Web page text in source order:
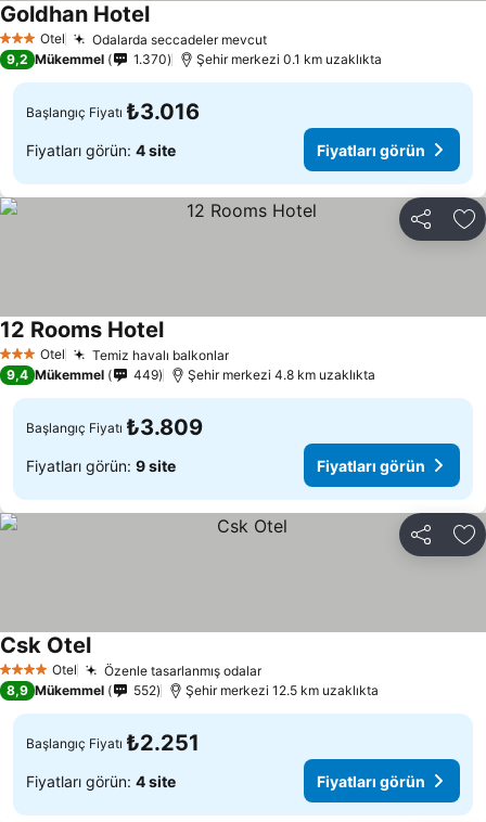
3 YıldızOtel Odalarda seccadeler mevcutFiyatları görün
Goldhan HotelFiyatları görün
9,2 Mükemmel 1.370 Şehir merkezi 0.1 km uzaklıkta
Başlangıç Fiyatı ₺3.016
Fiyatları görün: 4 site Fiyatları görün
Paylaş
3 YıldızOtel Temiz havalı balkonlarFiyatları görün
12 Rooms HotelFiyatları görün
9,4 Mükemmel 449 Şehir merkezi 4.8 km uzaklıkta
Başlangıç Fiyatı ₺3.809
Fiyatları görün: 9 site Fiyatları görün
Paylaş
4 Yıldız Otel Özenle tasarlanmış odalarFiyatları görün
Csk OtelFiyatları görün
8,9 Mükemmel 552 Şehir merkezi 12.5 km uzaklıkta
Başlangıç Fiyatı ₺2.251
Fiyatları görün: 4 site Fiyatları görün